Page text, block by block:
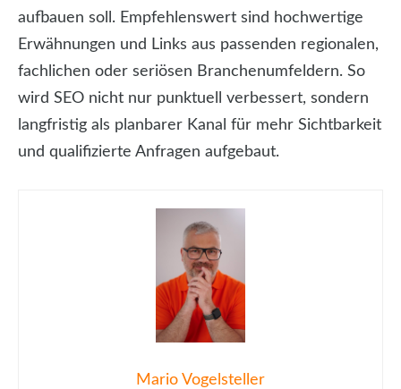
aufbauen soll. Empfehlenswert sind hochwertige
Erwähnungen und Links aus passenden regionalen,
fachlichen oder seriösen Branchenumfeldern. So
wird SEO nicht nur punktuell verbessert, sondern
langfristig als planbarer Kanal für mehr Sichtbarkeit
und qualifizierte Anfragen aufgebaut.
Mario Vogelsteller